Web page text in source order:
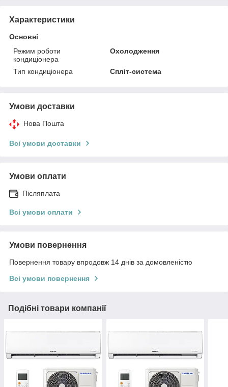
Характеристики
Основні
Режим роботи
кондиціонера
Охолодження
Тип кондиціонера Спліт-система
Умови доставки
Нова Пошта
Всі умови доставки
Умови оплати
Післяплата
Всі умови оплати
Умови повернення
Повернення товару впродовж 14 днів за домовленістю
Всі умови повернення
Подібні товари компанії